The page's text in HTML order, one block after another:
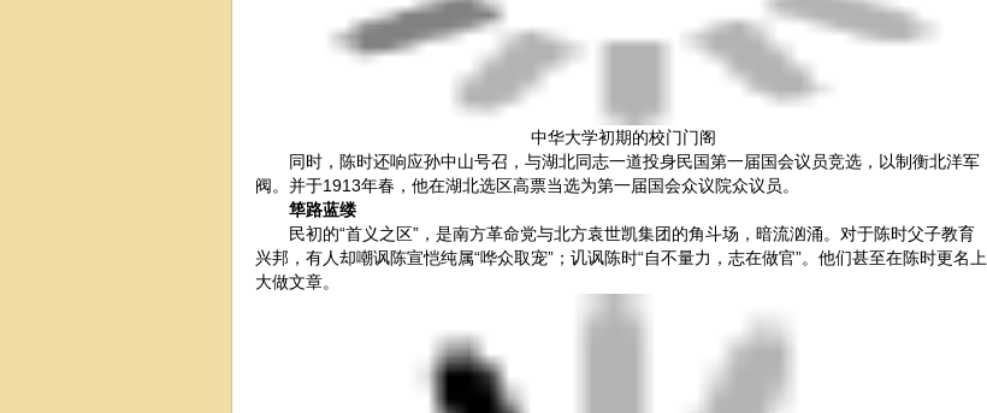
中华大学初期的校门门阁
同时，陈时还响应孙中山号召，与湖北同志一道投身民国第一届国会议员竞选，以制衡北洋军
阀。并于1913年春，他在湖北选区高票当选为第一届国会众议院众议员。
筚路蓝缕
民初的“首义之区”，是南方革命党与北方袁世凯集团的角斗场，暗流汹涌。对于陈时父子教育
兴邦，有人却嘲讽陈宣恺纯属“哗众取宠”；讥讽陈时“自不量力，志在做官”。他们甚至在陈时更名上
大做文章。